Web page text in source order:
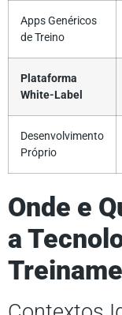
Apps Genéricos
de Treino
Plataforma
White-Label
Desenvolvimento
Próprio
Onde e
a